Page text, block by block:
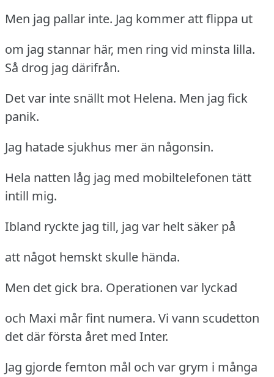
Men jag pallar inte. Jag kommer att flippa ut
om jag stannar här, men ring vid minsta lilla.
Så drog jag därifrån.
Det var inte snällt mot Helena. Men jag fick
panik.
Jag hatade sjukhus mer än någonsin.
Hela natten låg jag med mobiltelefonen tätt
intill mig.
Ibland ryckte jag till, jag var helt säker på
att något hemskt skulle hända.
Men det gick bra. Operationen var lyckad
och Maxi mår fint numera. Vi vann scudetton
det där första året med Inter.
Jag gjorde femton mål och var grym i många